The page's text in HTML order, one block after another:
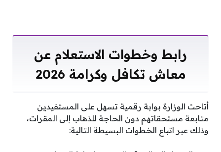
رابط وخطوات الاستعلام عن
معاش تكافل وكرامة 2026
أتاحت الوزارة بوابة رقمية تسهل على المستفيدين
متابعة مستحقاتهم دون الحاجة للذهاب إلى المقرات،
وذلك عبر اتباع الخطوات البسيطة التالية: